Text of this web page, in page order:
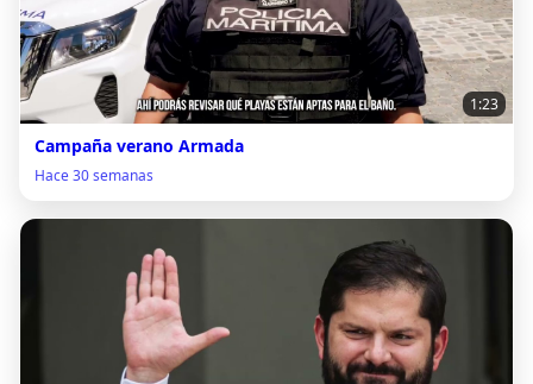
1:23
Campaña verano Armada
Hace 30 semanas